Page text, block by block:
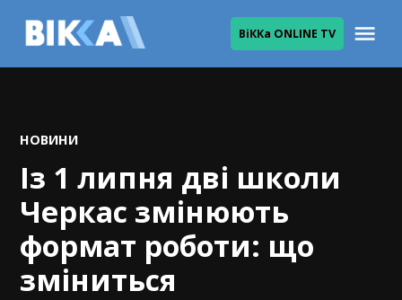
ВіККа ONLINE TV
POSTED
НОВИНИ
Із 1 липня дві школи
Черкас змінюють
формат роботи: що
зміниться